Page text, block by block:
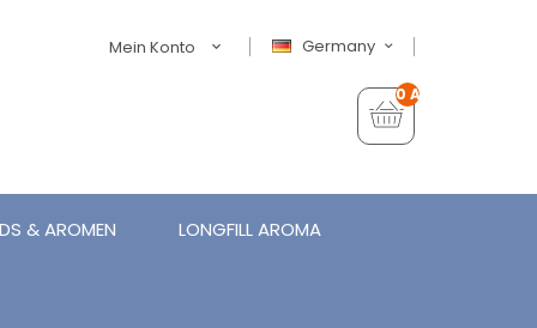
Germany
Mein Konto
0 Artikel - €0,00
& AROMEN LONGFILL AROMA